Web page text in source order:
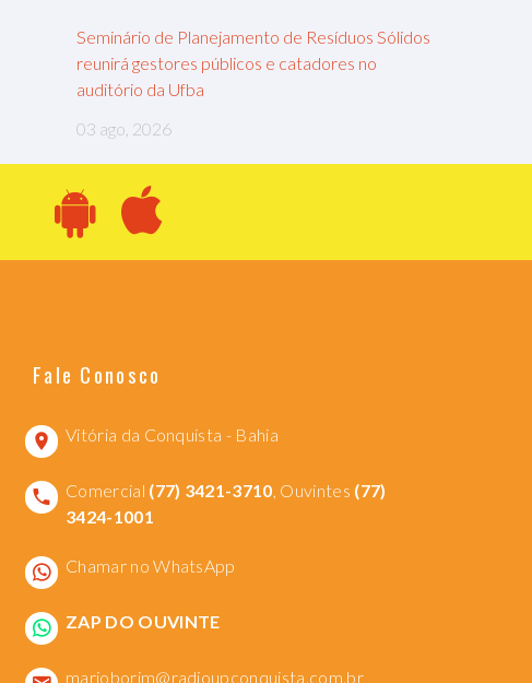
Seminário de Planejamento de Resíduos Sólidos
reunirá gestores públicos e catadores no
auditório da Ufba
03 ago, 2026
Fale Conosco
Vitória da Conquista - Bahia
Comercial (77) 3421-3710 , Ouvintes (77)
3424-1001
Chamar no WhatsApp
ZAP DO OUVINTE
marioborim@radioupconquista.com.br